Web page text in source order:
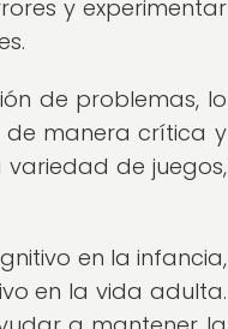
y experimentar
de problemas, lo
de manera crítica y
de juegos,
en la infancia,
en la vida adulta.